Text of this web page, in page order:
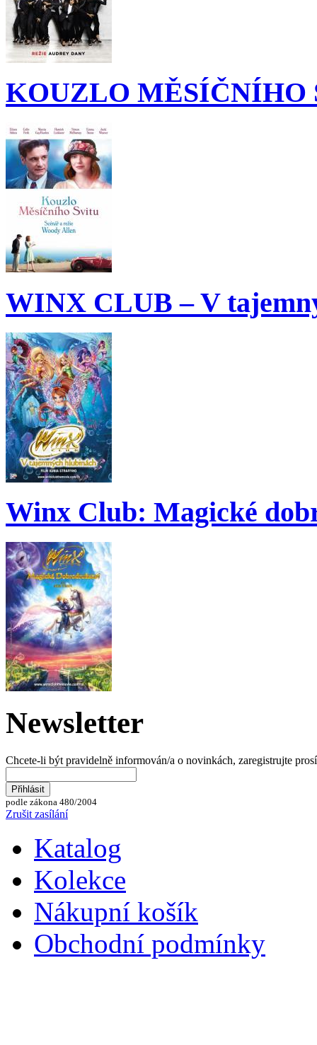
KOUZLO MĚSÍČNÍHO
WINX CLUB – V
Winx Club: Magické
Newsletter
Chcete-li být pravidelně informován/a o novinkách, zaregistrujte
podle zákona 480/2004
Zrušit zasílání
Katalog
Kolekce
Nákupní košík
Obchodní podmínky